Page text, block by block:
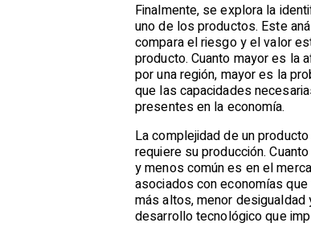
Finalmente, se explora la
uno de los productos. Este
compara el riesgo y el valor
producto. Cuanto mayor es la
por una región, mayor es la
que las capacidades
presentes en la economía.
La complejidad de un
requiere su producción.
y menos común es en el
asociados con economías
más altos, menor
desarrollo tecnológico que